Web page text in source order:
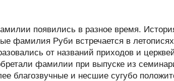
появились в разное время.
фамилия Руби встречается в
от названий приходов и
фамилии при выпуске из
благозвучные и несшие сугубо